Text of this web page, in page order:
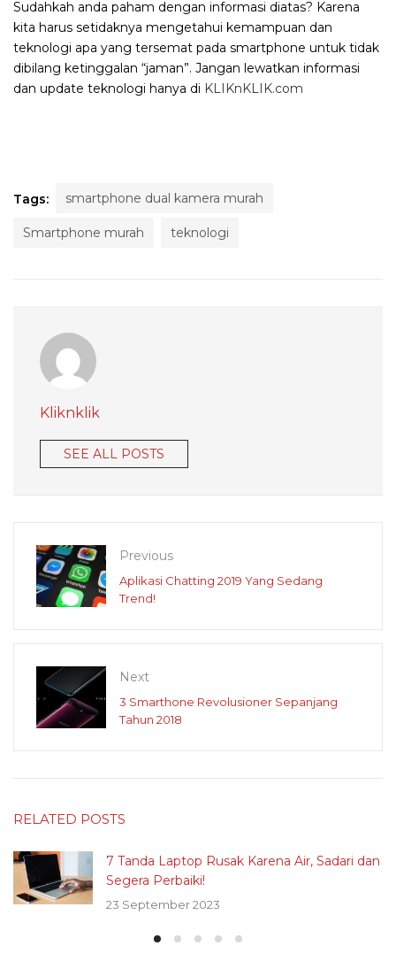
Sudahkah anda paham dengan informasi diatas? Karena
kita harus setidaknya mengetahui kemampuan dan
teknologi apa yang tersemat pada smartphone untuk tidak
dibilang ketinggalan “jaman”. Jangan lewatkan informasi
dan update teknologi hanya di KLIKnKLIK.com
Tags: smartphone dual kamera murah
Smartphone murah teknologi
Kliknklik
SEE ALL POSTS
Previous
Aplikasi Chatting 2019 Yang Sedang
Trend!
Next
3 Smarthone Revolusioner Sepanjang
Tahun 2018
RELATED POSTS
7 Tanda Laptop Rusak Karena Air, Sadari dan
Segera Perbaiki!
23 September 2023